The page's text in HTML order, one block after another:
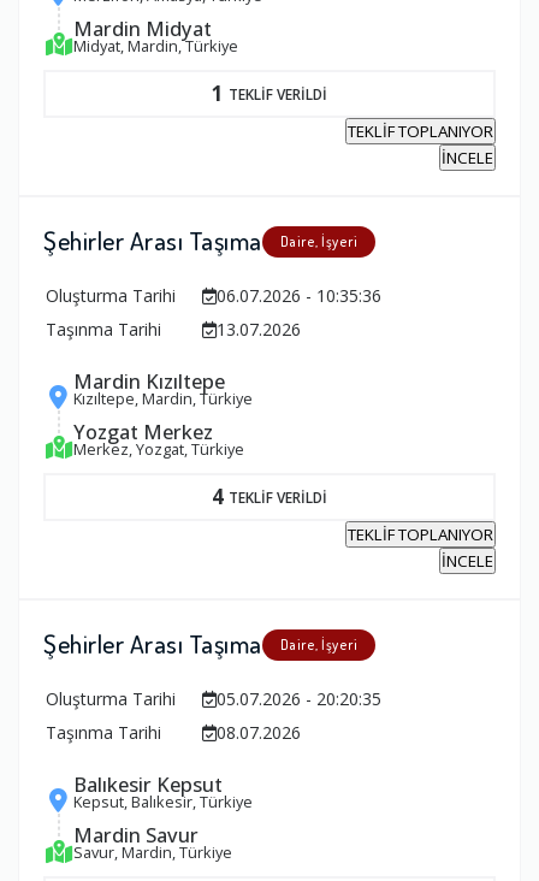
Mardin Midyat
Midyat, Mardin, Türkiye
1 TEKLİF VERİLDİ
TEKLİF TOPLANIYOR
İNCELE
Şehirler Arası Taşıma Daire, İşyeri
Oluşturma Tarihi
06.07.2026 - 10:35:36
Taşınma Tarihi
13.07.2026
Mardin Kızıltepe
Kızıltepe, Mardin, Türkiye
Yozgat Merkez
Merkez, Yozgat, Türkiye
4 TEKLİF VERİLDİ
TEKLİF TOPLANIYOR
İNCELE
Şehirler Arası Taşıma Daire, İşyeri
Oluşturma Tarihi
05.07.2026 - 20:20:35
Taşınma Tarihi
08.07.2026
Balıkesir Kepsut
Kepsut, Balıkesir, Türkiye
Mardin Savur
Savur, Mardin, Türkiye